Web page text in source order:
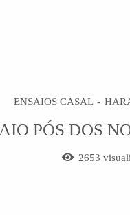
ENSAIOS CASAL
PÓS DOS
2653